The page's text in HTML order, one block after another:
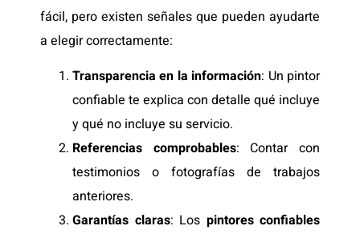
fácil, pero existen señales que pueden ayudarte
a elegir correctamente:
Transparencia en la información: Un pintor
confiable te explica con detalle qué incluye
y qué no incluye su servicio.
Referencias comprobables: Contar con
testimonios o fotografías de trabajos
anteriores.
Garantías claras: Los pintores confiables